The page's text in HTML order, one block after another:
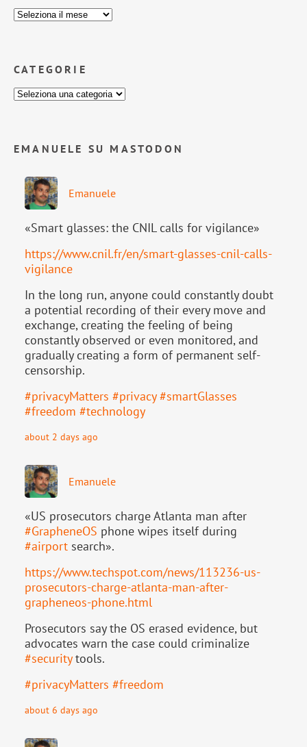
CATEGORIE
EMANUELE SU MASTODON
Emanuele
«Smart glasses: the CNIL calls for vigilance»
https://www.cnil.fr/en/smart-glasses-cnil-calls-
vigilance
In the long run, anyone could constantly doubt
a potential recording of their every move and
exchange, creating the feeling of being
constantly observed or even monitored, and
gradually creating a form of permanent self-
censorship.
#privacyMatters #privacy #smartGlasses
#freedom #technology
about 2 days ago
Emanuele
«US prosecutors charge Atlanta man after
#GrapheneOS phone wipes itself during
#airport search».
https://www.techspot.com/news/113236-us-
prosecutors-charge-atlanta-man-after-
grapheneos-phone.html
Prosecutors say the OS erased evidence, but
advocates warn the case could criminalize
#securitytools.
#privacyMatters #freedom
about 6 days ago